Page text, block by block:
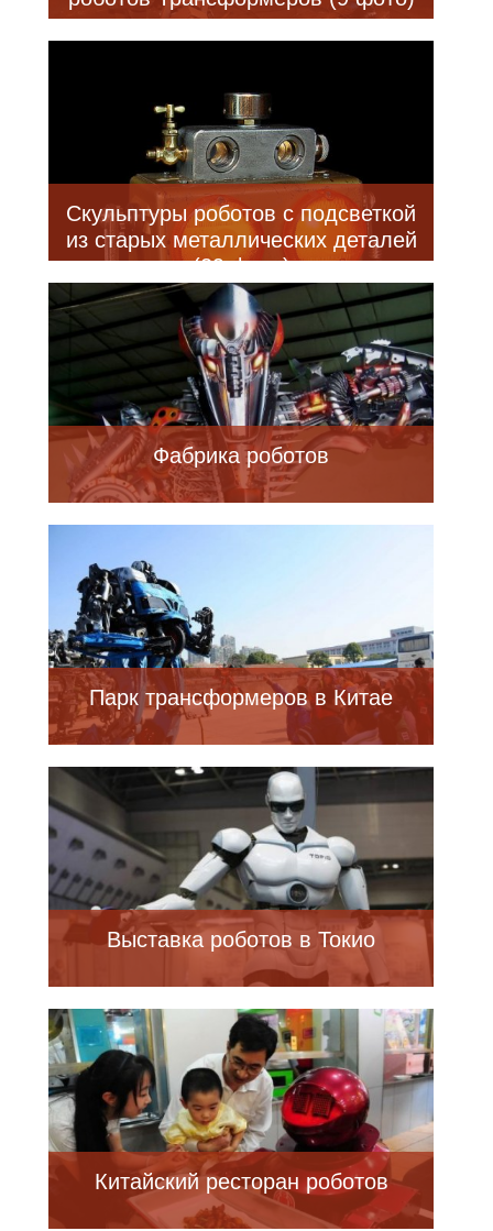
Скульптуры роботов с подсветкой
из старых металлических деталей
(29 фото)
Фабрика роботов
Парк трансформеров в Китае
Выставка роботов в Токио
Китайский ресторан роботов